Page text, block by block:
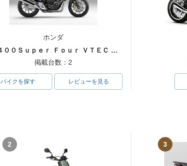
ホンダ
ＣＢ４００Ｓｕｐｅｒ Ｆｏｕｒ ＶＴＥＣ ＳＰＥＣ３
掲載台数：2
バイクを探す レビューを見る
2 3